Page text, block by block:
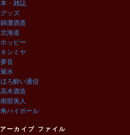
本・雑誌
グッズ
錦灘酒造
北海道
ホッピー
キンミヤ
夢音
菊水
ほろ酔い通信
高木酒造
南部美人
角ハイボール
アーカイブ ファイル